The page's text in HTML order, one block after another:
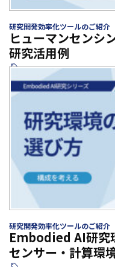
研究開発効率化ツールのご紹介
ヒューマンセンシ
研究活用例
研究開発効率化ツールのご紹介
Embodied AI研究
センサー・計算環